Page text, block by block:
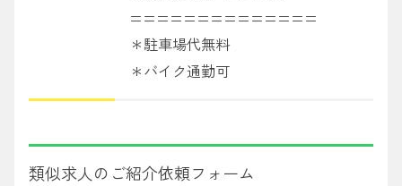
==============
＊駐車場代無料
＊バイク通勤可
類似求人のご紹介依頼フォーム